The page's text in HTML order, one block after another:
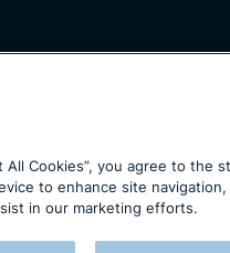
installation & service
till installation
All Cookies”, you agree to the
to enhance site navigation,
in our marketing efforts.